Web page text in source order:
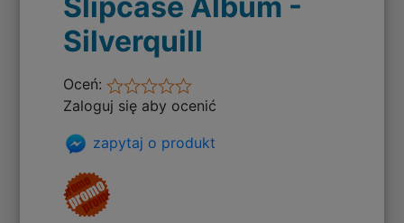
Silverquill
Oceń:
Zaloguj się aby ocenić
zapytaj o produkt